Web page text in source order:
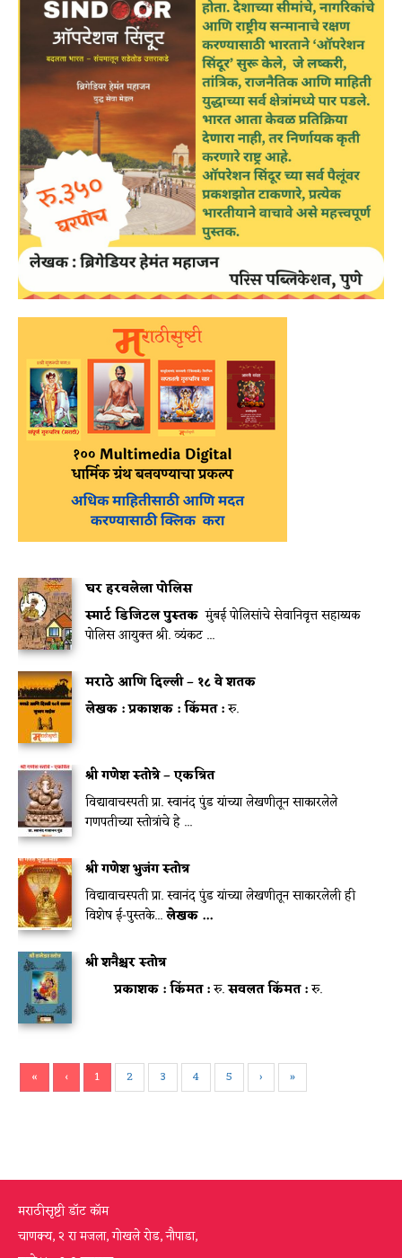
घर हरवलेला पोलिस
स्मार्ट डिजिटल पुस्तक मुंबई पोलिसांचे सेवानिवृत्त सहाय्यक
पोलिस आयुक्त श्री. व्यंकट ...
मराठे आणि दिल्ली – १८ वे शतक
लेखक :प्रकाशक :किंमत :रु.
श्री गणेश स्तोत्रे – एकत्रित
विद्यावाचस्पती प्रा. स्वानंद पुंड यांच्या लेखणीतून साकारलेले
गणपतीच्या स्तोत्रांचे हे ...
श्री गणेश भुजंग स्तोत्र
विद्यावाचस्पती प्रा. स्वानंद पुंड यांच्या लेखणीतून साकारलेली ही
विशेष ई-पुस्तके...लेखक ...
श्री शनैश्चर स्तोत्र
प्रकाशक :किंमत :रु.सवलत किंमत :रु.
« ‹ 1 2 3 4 5 › »
मराठीसृष्टी डॉट कॉम
चाणक्य, २ रा मजला, गोखले रोड, नौपाडा,